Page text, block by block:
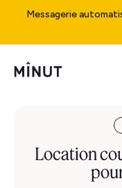
Messagerie
Location